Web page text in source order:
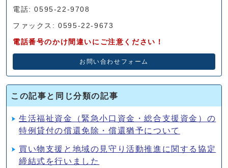
電話: 0595-22-9708
ファックス: 0595-22-9673
電話番号のかけ間違いにご注意ください！
お問い合わせフォーム
この記事と同じ分類の記事
生活福祉資金（緊急小口資金・総合支援資金）の
特例貸付の償還免除・償還猶予について
買い物支援と地域の見守り活動推進に関する協定
締結式を行いました